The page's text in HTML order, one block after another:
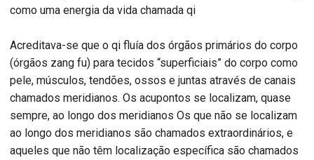
como uma energia da vida chamada qi
Acreditava-se que o qi fluía dos órgãos primários do corpo
(órgãos zang fu) para tecidos “superficiais” do corpo como
pele, músculos, tendões, ossos e juntas através de canais
chamados meridianos. Os acupontos se localizam, quase
sempre, ao longo dos meridianos Os que não se localizam
ao longo dos meridianos são chamados extraordinários, e
aqueles que não têm localização específica são chamados